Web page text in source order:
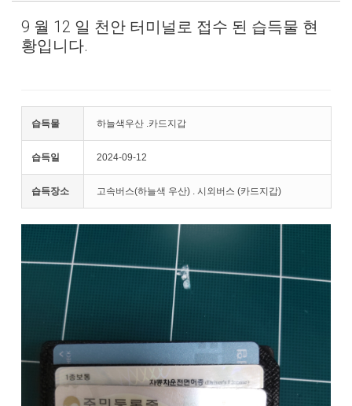
9 월 12 일 천안 터미널로 접수 된 습득물 현
황입니다.
습득물 하늘색우산 .카드지갑
습득일 2024-09-12
습득장소 고속버스(하늘색 우산) . 시외버스 (카드지갑)